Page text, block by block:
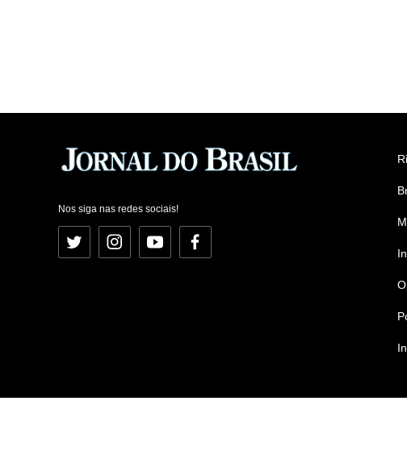
Nos siga nas redes sociais!
Twitter InstagramYouTubeFacebook